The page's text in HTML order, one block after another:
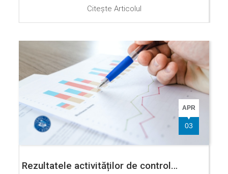
Citește Articolul
APR
03
Rezultatele activităților de control…